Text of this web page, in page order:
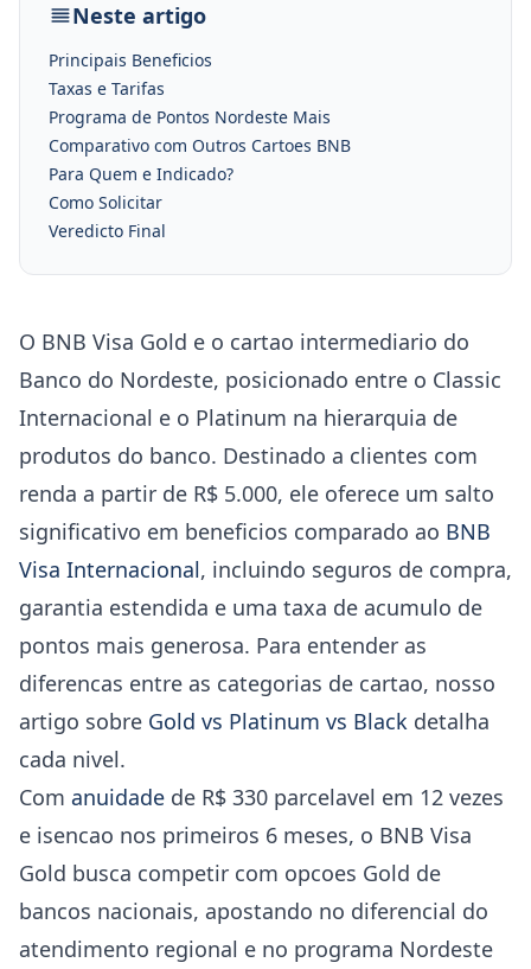
Neste artigo
Principais Beneficios
Taxas e Tarifas
Programa de Pontos Nordeste Mais
Comparativo com Outros Cartoes BNB
Para Quem e Indicado?
Como Solicitar
Veredicto Final
O BNB Visa Gold e o cartao intermediario do
Banco do Nordeste, posicionado entre o Classic
Internacional e o Platinum na hierarquia de
produtos do banco. Destinado a clientes com
renda a partir de R$ 5.000, ele oferece um salto
significativo em beneficios comparado ao BNB
Visa Internacional, incluindo seguros de compra,
garantia estendida e uma taxa de acumulo de
pontos mais generosa. Para entender as
diferencas entre as categorias de cartao, nosso
artigo sobre Gold vs Platinum vs Black detalha
cada nivel.
Com anuidade de R$ 330 parcelavel em 12 vezes
e isencao nos primeiros 6 meses, o BNB Visa
Gold busca competir com opcoes Gold de
bancos nacionais, apostando no diferencial do
atendimento regional e no programa Nordeste